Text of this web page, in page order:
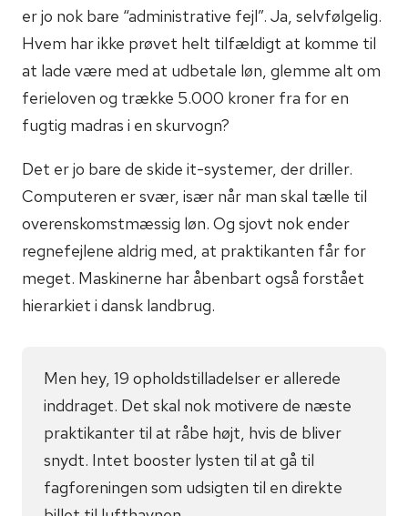
er jo nok bare “administrative fejl”. Ja, selvfølgelig.
Hvem har ikke prøvet helt tilfældigt at komme til
at lade være med at udbetale løn, glemme alt om
ferieloven og trække 5.000 kroner fra for en
fugtig madras i en skurvogn?
Det er jo bare de skide it-systemer, der driller.
Computeren er svær, især når man skal tælle til
overenskomstmæssig løn. Og sjovt nok ender
regnefejlene aldrig med, at praktikanten får for
meget. Maskinerne har åbenbart også forstået
hierarkiet i dansk landbrug.
Men hey, 19 opholdstilladelser er allerede
inddraget. Det skal nok motivere de næste
praktikanter til at råbe højt, hvis de bliver
snydt. Intet booster lysten til at gå til
fagforeningen som udsigten til en direkte